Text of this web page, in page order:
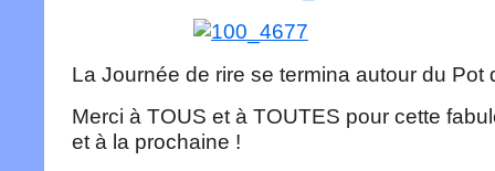
La Journée de rire se termina autour du Pot
Merci à TOUS et à TOUTES pour cette
et à la prochaine !